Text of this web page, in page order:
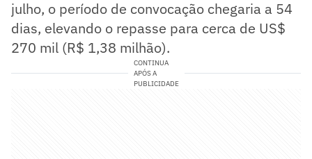
julho, o período de convocação chegaria a 54
dias, elevando o repasse para cerca de US$
270 mil (R$ 1,38 milhão).
CONTINUA
APÓS A
PUBLICIDADE